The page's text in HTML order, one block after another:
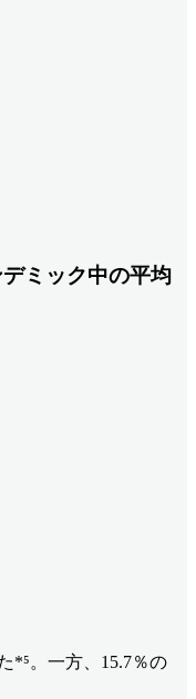
ミック中の平均
*⁵。一方、15.7％の